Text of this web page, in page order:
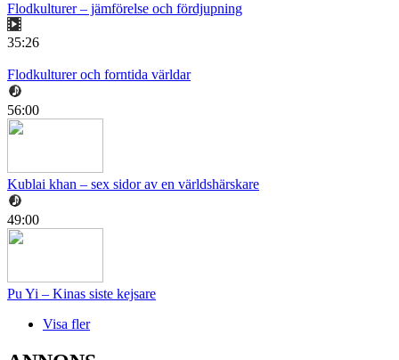
Flodkulturer – jämförelse och fördjupning
35:26
Flodkulturer och forntida världar
56:00
Kublai khan – sex sidor av en världshärskare
49:00
Pu Yi – Kinas siste kejsare
Visa fler